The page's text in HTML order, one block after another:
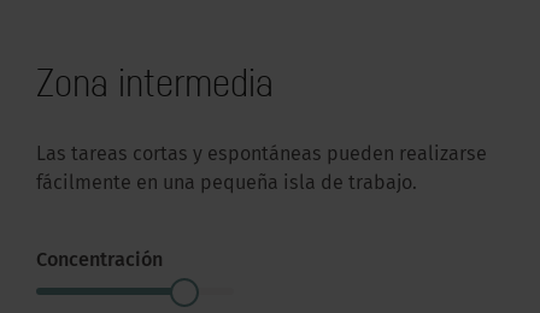
Zona intermedia
Las tareas cortas y espontáneas pueden realizarse
fácilmente en una pequeña isla de trabajo.
Concentración